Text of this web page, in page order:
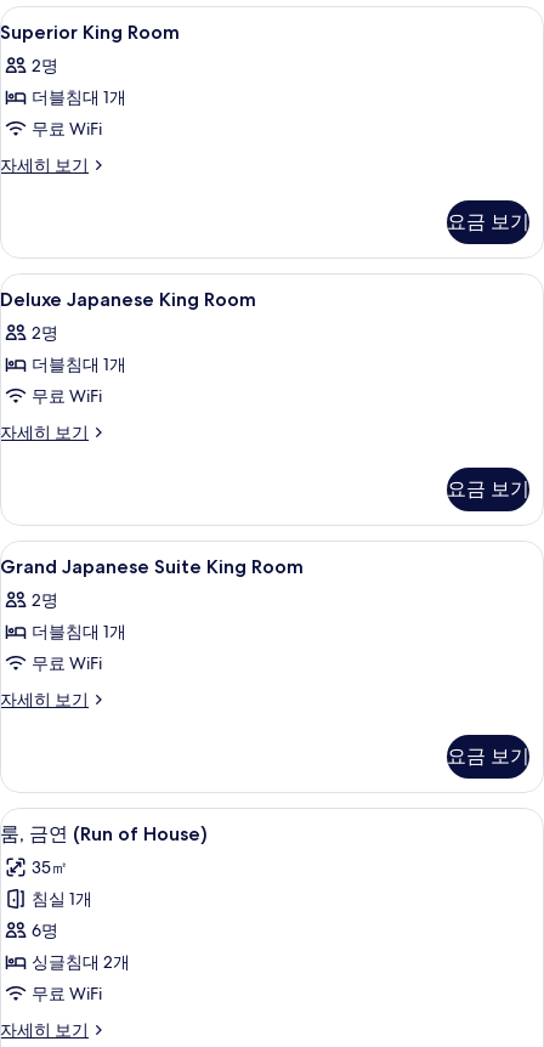
사
진
모
두
보
스
위
(Deluxe,
Japanese,
자
세
히
Superior
King
Room
사
진
모
기
객실 내 금고, 책상, 다리미/다리미판,
1
Superior King Room
2명
더블침대 1개
무료 WiFi
자세히 보기
Superior
세
히
보
요금 보기
Deluxe
Japanese
King
Room
사
진
보
기
객실 내 금고, 책상, 다리미/다리미판,
1
Deluxe Japanese King Room
2명
더블침대 1개
무료 WiFi
자세히 보기
Deluxe
자
세
히
기
요금 보기
Grand
Japanese
Suite
King
Room
사
두
보
기
1
Grand Japanese Suite King Room
2명
더블침대 1개
무료 WiFi
자세히 보기
Grand
Room
자
세
히
보
기
요금 보기
룸,
금
연
(Run
of
House)
사
진
커피/티 메이커, 냉장고, 전자레인지,
13
룸, 금연 (Run of House)
35㎡
침실 1개
6명
싱글침대 2개
무료 WiFi
자세히 보기
룸,